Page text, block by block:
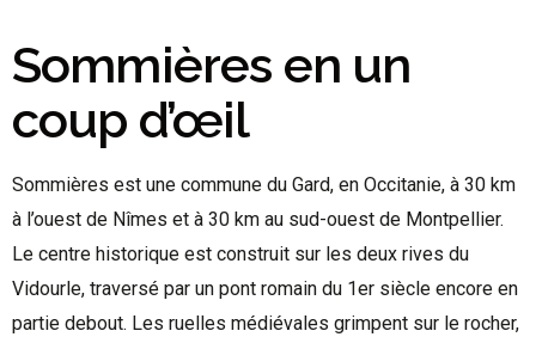
Sommières en un
coup d’œil
Sommières est une commune du Gard, en Occitanie, à 30 km
à l’ouest de Nîmes et à 30 km au sud-ouest de Montpellier.
Le centre historique est construit sur les deux rives du
Vidourle, traversé par un pont romain du 1er siècle encore en
partie debout. Les ruelles médiévales grimpent sur le rocher,